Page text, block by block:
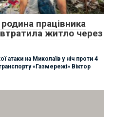
працівника
житло через
атаки на Миколаїв у ніч проти 4
«Газмережі» Віктор